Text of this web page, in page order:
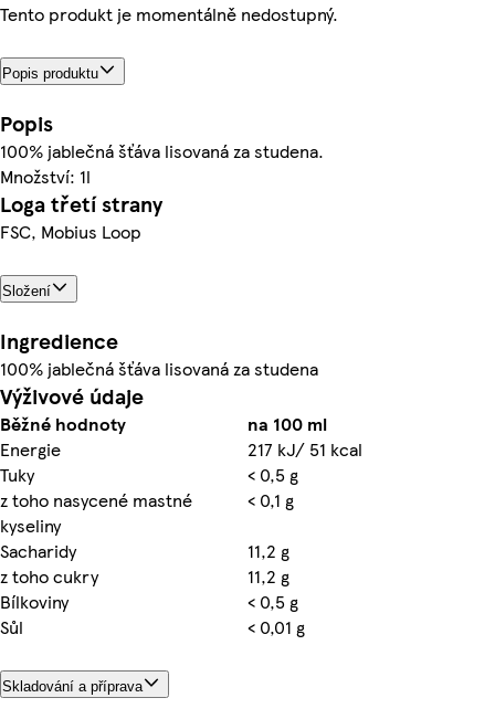
Tento produkt je momentálně nedostupný.
Popis produktu
Popis
100% jablečná šťáva lisovaná za studena.
Množství: 1l
Loga třetí strany
FSC, Mobius Loop
Složení
Ingredience
100% jablečná šťáva lisovaná za studena
Výživové údaje
Běžné hodnoty
na 100 ml
Energie
217 kJ/ 51 kcal
Tuky
< 0,5 g
z toho nasycené mastné
kyseliny
< 0,1 g
Sacharidy
11,2 g
z toho cukry
11,2 g
Bílkoviny
< 0,5 g
Sůl
< 0,01 g
Skladování a příprava